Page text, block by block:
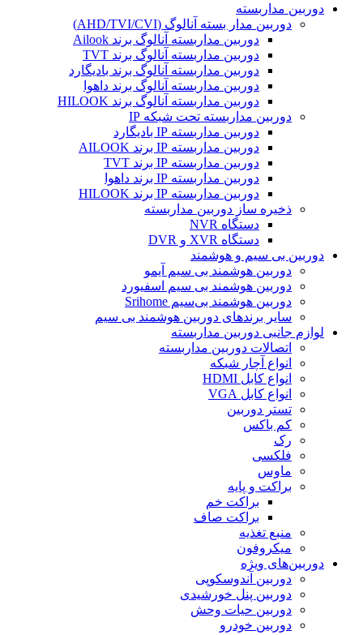
دوربین مداربسته
دوربین مدار بسته آنالوگ (AHD/TVI/CVI)
دوربین مداربسته آنالوگ برند Ailook
دوربین مداربسته آنالوگ برند TVT
دوربین مداربسته آنالوگ برند بادیگارد
دوربین مداربسته آنالوگ برند داهوا
دوربین مداربسته آنالوگ برند HILOOK
دوربین مداربسته تحت شبکه IP
دوربین مداربسته IP بادیگارد
دوربین مداربسته IP برند AILOOK
دوربین مداربسته IP برند TVT
دوربین مداربسته IP برند داهوا
دوربین مداربسته IP برند HILOOK
ذخیره ساز دوربین مداربسته
دستگاه NVR
دستگاه XVR و DVR
دوربین بی سیم و هوشمند
دوربین هوشمند بی سیم آیمو
دوربین هوشمند بی سیم اسفیورد
دوربین هوشمند بی‌سیم Srihome
سایر برندهای دوربین هوشمند بی سیم
لوازم جانبی دوربین مداربسته
اتصالات دوربین مداربسته
انواع آچار شبکه
انواع کابل HDMI
انواع کابل VGA
تستر دوربین
کم باکس
رک
فلکسی
ماوس
براکت و پایه
براکت خم
براکت صاف
منبع تغذیه
میکروفون
دوربین‌های ویژه
دوربین آندوسکوپی
دوربین پنل خورشیدی
دوربین حیات وحش
دوربین خودرو